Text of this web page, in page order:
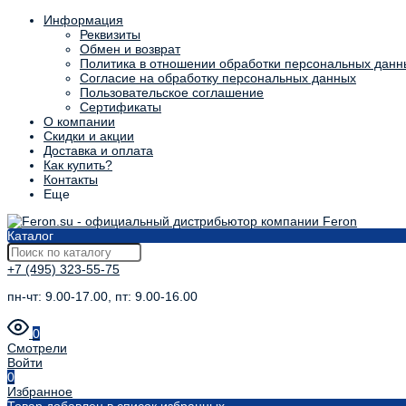
Информация
Реквизиты
Обмен и возврат
Политика в отношении обработки персональных
Согласие на обработку персональных данных
Пользовательское соглашение
Сертификаты
О компании
Скидки и акции
Доставка и оплата
Как купить?
Контакты
Еще
Каталог
+7 (495) 323-55-75
пн-чт: 9.00-17.00, пт: 9.00-16.00
0
Смотрели
Войти
0
Избранное